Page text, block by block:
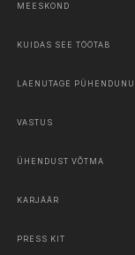
MEESKOND
KUIDAS SEE TÖÖTAB
LAENUTAGE
VASTUS
ÜHENDUST VÕTMA
KARJÄÄR
PRESS KIT